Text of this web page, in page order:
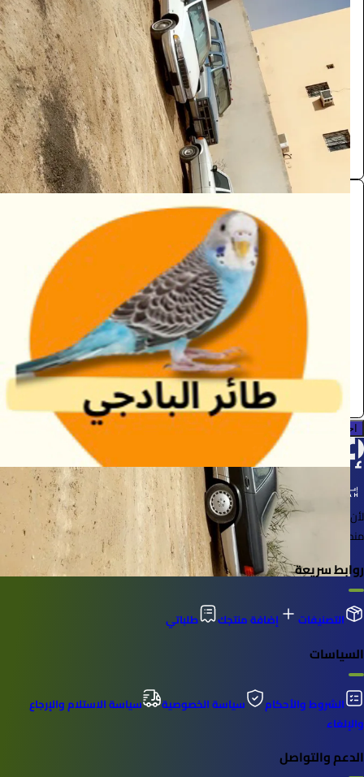
اخرى
الرياض
Zahra
0.0 (0)
الرياض
احجز الآن
لأن الأشياء خُلقت لتُستخدم
منصة لإعارة واستعارة المنتجات بسهولة وأمان
روابط سريعة
التصنيفات إضافة منتجك طلباتي
السياسات
الشروط والأحكام سياسة الخصوصية
سياسة الاستلام والإرجاع
والإلغاء
الدعم والتواصل